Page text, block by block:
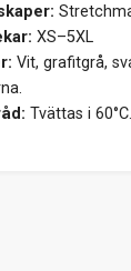
XS–5XL
Vit, grafitgrå,
Tvättas i